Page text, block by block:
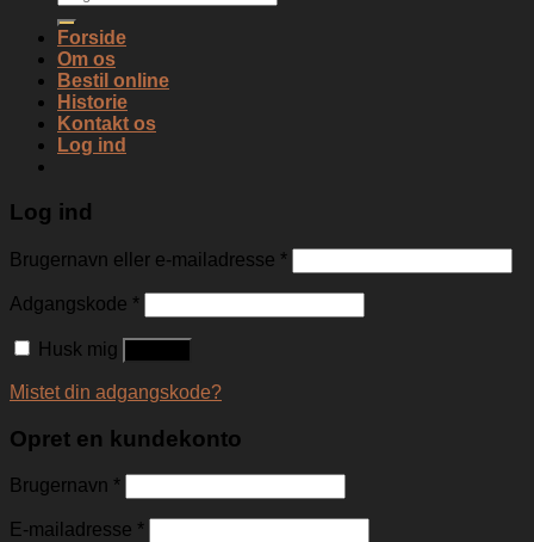
efter:
Forside
Om os
Bestil online
Historie
Kontakt os
Log ind
Log ind
Brugernavn eller e-mailadresse *
Adgangskode *
Husk mig
Mistet din adgangskode?
Opret en kundekonto
Brugernavn *
E-mailadresse *